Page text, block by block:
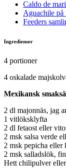
Caldo de
Aguachile på
Feeders
Ingredienser
4 portioner
4 oskalade
Mexikansk
2 dl majonnäs, jag
1 vitlöksklyfta
2 dl fetaost eller
2 msk salsa verde
2 msk pepicha eller
2 msk salladslök,
Hett chilipulver